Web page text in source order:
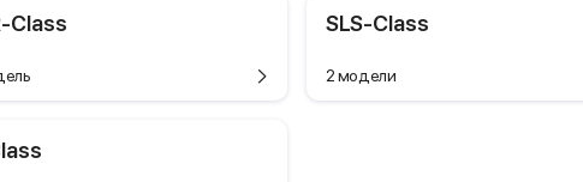
Class SLS-Class
2 модели